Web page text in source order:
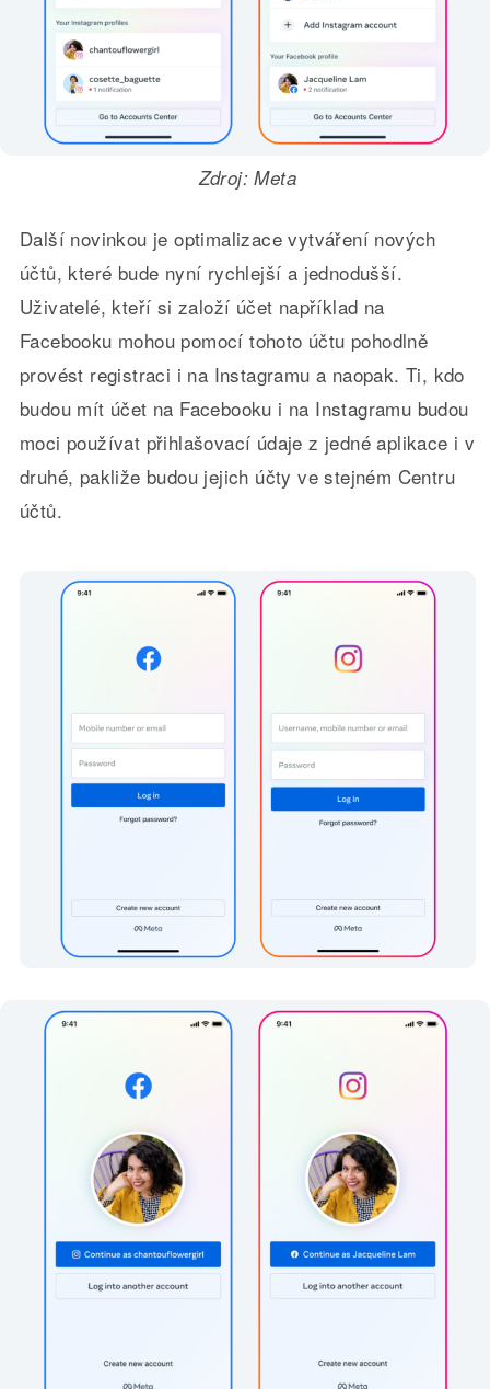
Zdroj: Meta
Další novinkou je optimalizace vytváření nových
účtů, které bude nyní rychlejší a jednodušší.
Uživatelé, kteří si založí účet například na
Facebooku mohou pomocí tohoto účtu pohodlně
provést registraci i na Instagramu a naopak. Ti, kdo
budou mít účet na Facebooku i na Instagramu budou
moci používat přihlašovací údaje z jedné aplikace i v
druhé, pakliže budou jejich účty ve stejném Centru
účtů.